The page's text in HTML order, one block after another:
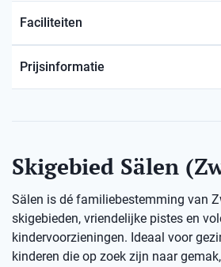
Faciliteiten
Prijsinformatie
Skigebied Sälen
Sälen is dé familiebestemming van
skigebieden, vriendelijke pistes en
kindervoorzieningen. Ideaal voor
kinderen die op zoek zijn naar